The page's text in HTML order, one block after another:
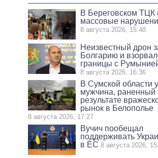
В Береговском ТЦК
массовые
8 августа 2026, 15:48
Неизвестный дрон
Болгарию и
границы с
8 августа 2026, 16:36
В Сумской области
мужчина, раненный
результате
рынок в Белополье
8 августа 2026, 17:27
Вучич пообещал
поддерживать
в ЕС 8 августа 2026,